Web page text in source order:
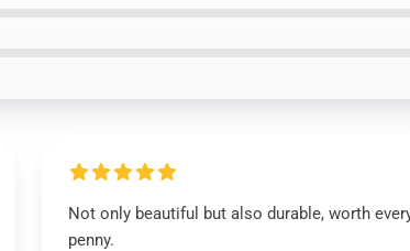
Not only beautiful but also durable, worth
penny.